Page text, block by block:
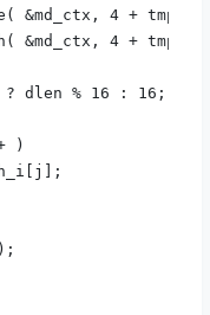
4 + tmp,
4 + tmp );
% 16 : 16;
)